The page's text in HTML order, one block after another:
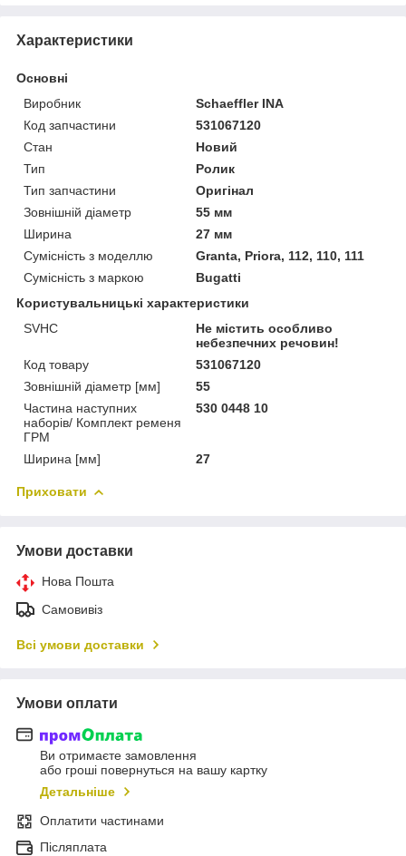
Характеристики
Основні
Виробник
Schaeffler INA
Код запчастини
531067120
Стан
Новий
Тип
Ролик
Тип запчастини
Оригінал
Зовнішній діаметр
55 мм
Ширина
27 мм
Сумісність з моделлю
Granta, Priora, 112, 110, 111
Сумісність з маркою
Bugatti
Користувальницькі характеристики
SVHC
Не містить особливо
небезпечних речовин!
Код товару
531067120
Зовнішній діаметр [мм]
55
Частина наступних
наборів/ Комплект ременя
ГРМ
530 0448 10
Ширина [мм] 27
Приховати
Умови доставки
Нова Пошта
Самовивіз
Всі умови доставки
Умови оплати
Ви отримаєте замовлення
або гроші повернуться на вашу картку
Детальніше
Оплатити частинами
Післяплата